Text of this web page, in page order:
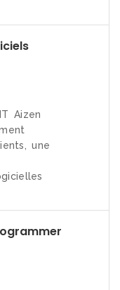
Aizen
une